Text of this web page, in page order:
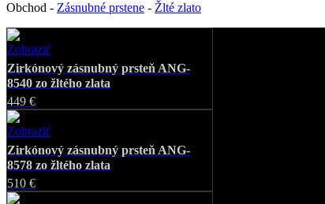
Obchod - Zásnubné prstene - Žlté zlato
Zobraziť
Zirkónový zásnubný prsteň ANG-
8540 zo žltého zlata
449 €
Zobraziť
Zirkónový zásnubný prsteň ANG-
8578 zo žltého zlata
510 €